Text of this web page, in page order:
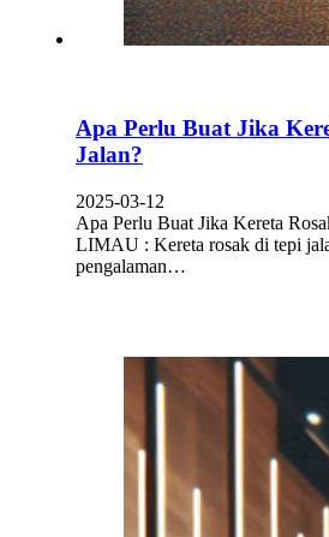
Apa Perlu Buat Jika
Jalan?
2025-03-12
Apa Perlu Buat Jika Kereta
LIMAU : Kereta rosak di tepi
pengalaman…